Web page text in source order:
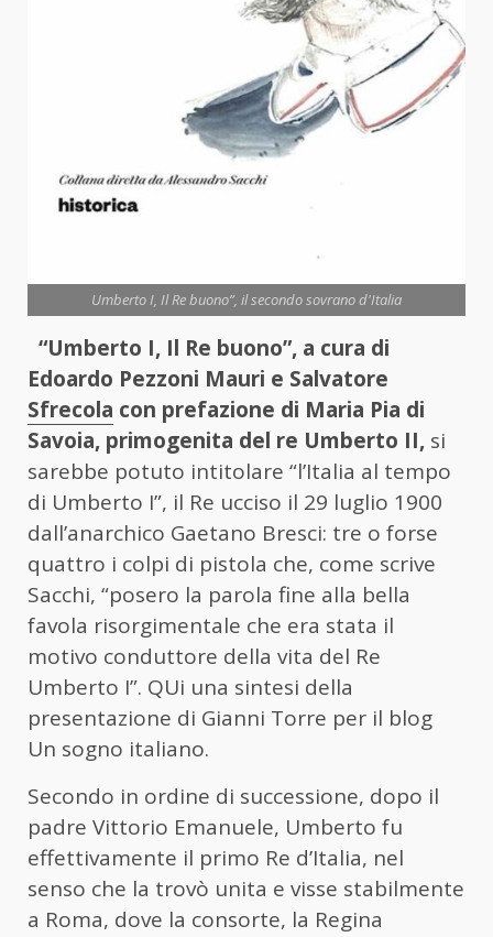
Umberto I, Il Re buono”, il secondo sovrano d'Italia
“Umberto I, Il Re buono”, a cura di
Edoardo Pezzoni Mauri e Salvatore
Sfrecola con prefazione di Maria Pia di
Savoia, primogenita del re Umberto II, si
sarebbe potuto intitolare “l’Italia al tempo
di Umberto I”, il Re ucciso il 29 luglio 1900
dall’anarchico Gaetano Bresci: tre o forse
quattro i colpi di pistola che, come scrive
Sacchi, “posero la parola fine alla bella
favola risorgimentale che era stata il
motivo conduttore della vita del Re
Umberto I”. QUi una sintesi della
presentazione di Gianni Torre per il blog
Un sogno italiano.
Secondo in ordine di successione, dopo il
padre Vittorio Emanuele, Umberto fu
effettivamente il primo Re d’Italia, nel
senso che la trovò unita e visse stabilmente
a Roma, dove la consorte, la Regina